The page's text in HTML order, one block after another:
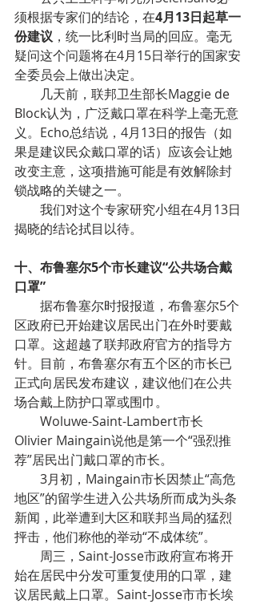
须根据专家们的结论，在4月13日起草一
份建议 ，统一比利时当局的回应。毫无
疑问这个问题将在4月15日举行的国家安
全委员会上做出决定。
几天前，联邦卫生部长Maggie de
Block认为，广泛戴口罩在科学上毫无意
义。Echo总结说，4月13日的报告（如
果是建议民众戴口罩的话）应该会让她
改变主意，这项措施可能是有效解除封
锁战略的关键之一。
我们对这个专家研究小组在4月13日
揭晓的结论拭目以待。
十、布鲁塞尔5个市长建议“公共场合戴
口罩”
据布鲁塞尔时报报道，布鲁塞尔5个
区政府已开始建议居民出门在外时要戴
口罩。这超越了联邦政府官方的指导方
针。目前，布鲁塞尔有五个区的市长已
正式向居民发布建议，建议他们在公共
场合戴上防护口罩或围巾。
Woluwe-Saint-Lambert市长
Olivier Maingain说他是第一个“强烈推
荐”居民出门戴口罩的市长。
3月初，Maingain市长因禁止“高危
地区”的留学生进入公共场所而成为头条
新闻，此举遭到大区和联邦当局的猛烈
抨击，他们称他的举动“不成体统”。
周三，Saint-Josse市政府宣布将开
始在居民中分发可重复使用的口罩，建
议居民戴上口罩。Saint-Josse市市长埃